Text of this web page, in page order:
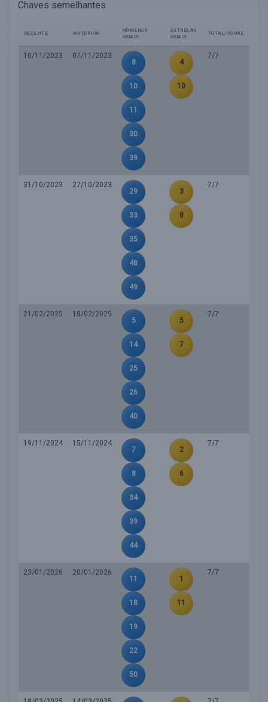
Chaves semelhantes
RECENTE ANTERIOR
NÚMEROS
IGUAIS
ESTRELAS
IGUAIS
TOTAL/SCORE
10/11/2023
07/11/2023
8
10
11
30
39
4
10
7/7
31/10/2023
27/10/2023
29
33
35
48
49
3
8
7/7
21/02/2025
18/02/2025
5
14
25
26
40
5
7
7/7
19/11/2024
15/11/2024
7
8
34
39
44
2
6
7/7
23/01/2026
20/01/2026
11
18
19
22
50
1
11
7/7